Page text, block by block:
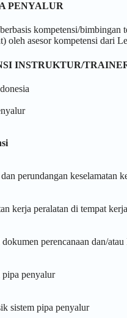
PENYALUR
kompetensi/
oleh asesor kompetensi dari
INSTRUKTUR/
perundangan keselamatan
kerja peralatan di tempat kerja
perencanaan dan/
penyalur
sistem pipa penyalur